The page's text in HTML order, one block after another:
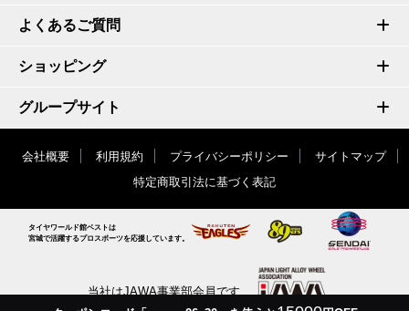
よくあるご質問
ショッピング
グループサイト
会社概要 利用規約 プライバシーポリシー
サイトマップ
特定商取引法に基づく表記
タイヤワールド館ベストは
宮城で活躍するプロスポーツを応援しています。
当社はJAWA事業部会員です